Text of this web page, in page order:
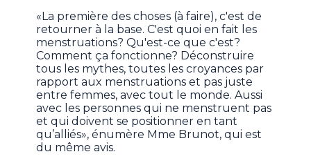
«La première des choses (à faire), c'est de
retourner à la base. C'est quoi en fait les
menstruations? Qu'est-ce que c'est?
Comment ça fonctionne? Déconstruire
tous les mythes, toutes les croyances par
rapport aux menstruations et pas juste
entre femmes, avec tout le monde. Aussi
avec les personnes qui ne menstruent pas
et qui doivent se positionner en tant
qu’alliés», énumère Mme Brunot, qui est
du même avis.